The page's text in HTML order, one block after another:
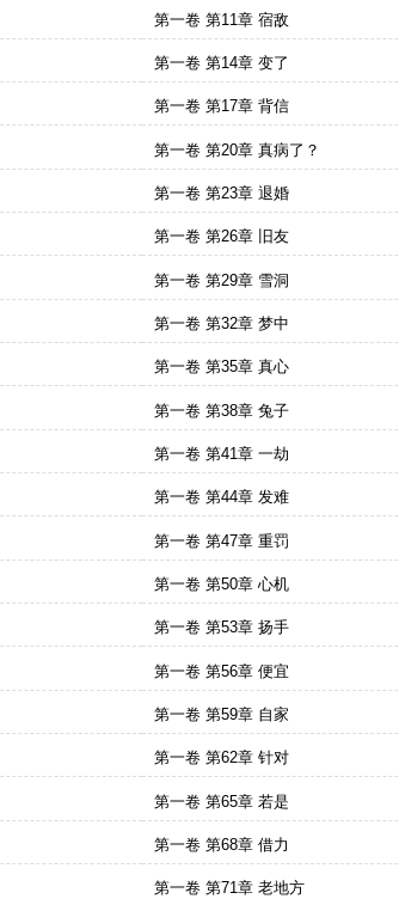
第一卷 第11章 宿敌
第一卷 第14章 变了
第一卷 第17章 背信
第一卷 第20章 真病了？
第一卷 第23章 退婚
第一卷 第26章 旧友
第一卷 第29章 雪洞
第一卷 第32章 梦中
第一卷 第35章 真心
第一卷 第38章 兔子
第一卷 第41章 一劫
第一卷 第44章 发难
第一卷 第47章 重罚
第一卷 第50章 心机
第一卷 第53章 扬手
第一卷 第56章 便宜
第一卷 第59章 自家
第一卷 第62章 针对
第一卷 第65章 若是
第一卷 第68章 借力
第一卷 第71章 老地方